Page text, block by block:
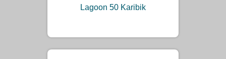
Lagoon 50 Karibik